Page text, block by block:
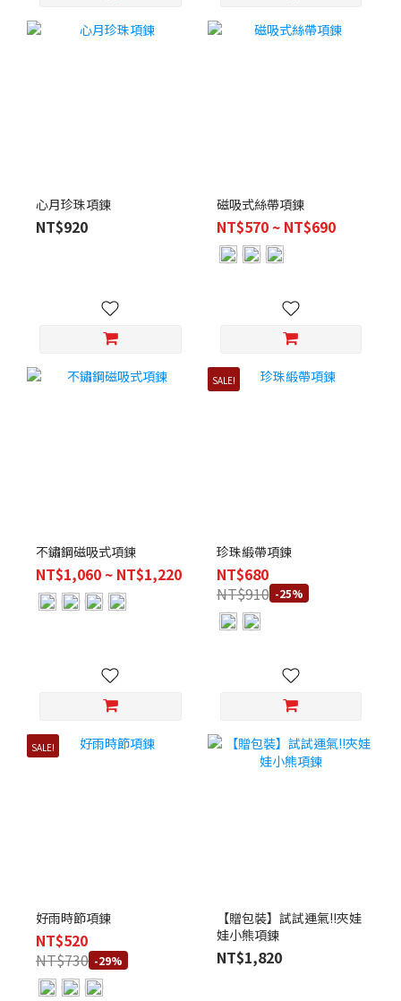
心月珍珠項鍊
NT$920
磁吸式絲帶項鍊
NT$570 ~ NT$690
不鏽鋼磁吸式項鍊
NT$1,060 ~ NT$1,220
SALE!
珍珠緞帶項鍊
NT$680
NT$910 -25%
SALE!
好雨時節項鍊
NT$520
NT$730 -29%
【贈包裝】試試運氣!!夾娃
娃小熊項鍊
NT$1,820